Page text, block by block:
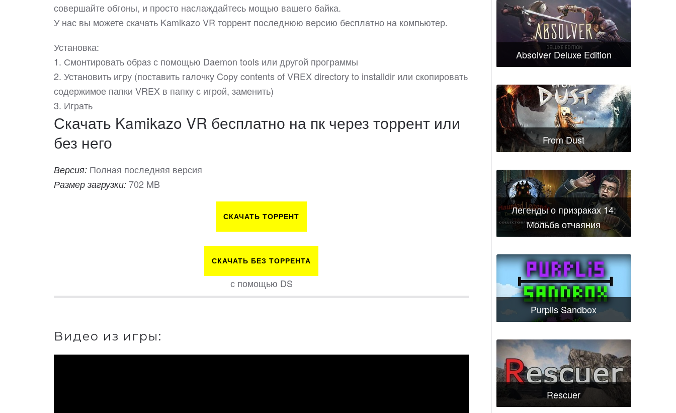
совершайте обгоны, и просто наслаждайтесь мощью вашего байка.
У нас вы можете скачать Kamikazo VR торрент последнюю версию бесплатно на компьютер.
Установка:
1. Смонтировать образ с помощью Daemon tools или другой программы
2. Установить игру (поставить галочку Copy contents of VREX directory to installdir или скопировать
содержимое папки VREX в папку с игрой, заменить)
3. Играть
Скачать Kamikazo VR бесплатно на пк через торрент или
без него
Версия: Полная последняя версия
Размер загрузки: 702 MB
СКАЧАТЬ ТОРРЕНТ
СКАЧАТЬ БЕЗ ТОРРЕНТА
с помощью DS
Видео из игры:
Absolver Deluxe Edition
From Dust
Легенды о призраках 14:
Мольба отчаяния
Purplis Sandbox
Rescuer